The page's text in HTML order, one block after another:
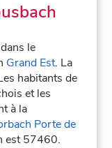
le
Grand Est. La
habitants de
et les
à la
Porte de
est 57460.